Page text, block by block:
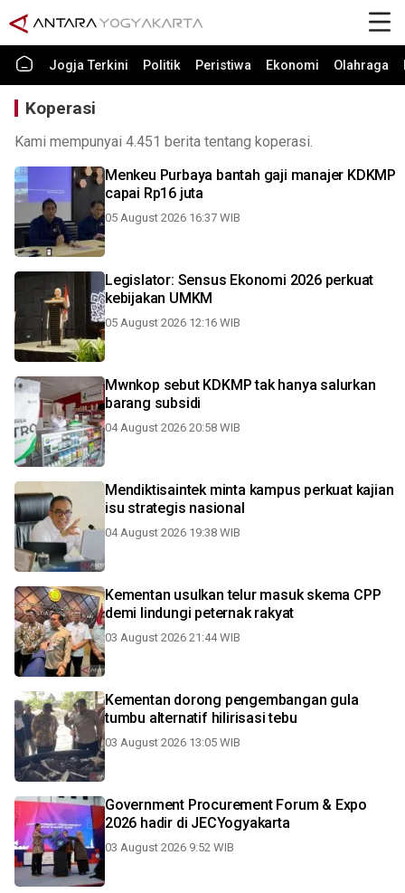
Jogja Terkini Politik Peristiwa Ekonomi Olahraga
Koperasi
Kami mempunyai 4.451 berita tentang koperasi.
Menkeu Purbaya bantah gaji manajer KDKMP
capai Rp16 juta
05 August 2026 16:37 WIB
Legislator: Sensus Ekonomi 2026 perkuat
kebijakan UMKM
05 August 2026 12:16 WIB
Mwnkop sebut KDKMP tak hanya salurkan
barang subsidi
04 August 2026 20:58 WIB
Mendiktisaintek minta kampus perkuat kajian
isu strategis nasional
04 August 2026 19:38 WIB
Kementan usulkan telur masuk skema CPP
demi lindungi peternak rakyat
03 August 2026 21:44 WIB
Kementan dorong pengembangan gula
tumbu alternatif hilirisasi tebu
03 August 2026 13:05 WIB
Government Procurement Forum & Expo
2026 hadir di JECYogyakarta
03 August 2026 9:52 WIB